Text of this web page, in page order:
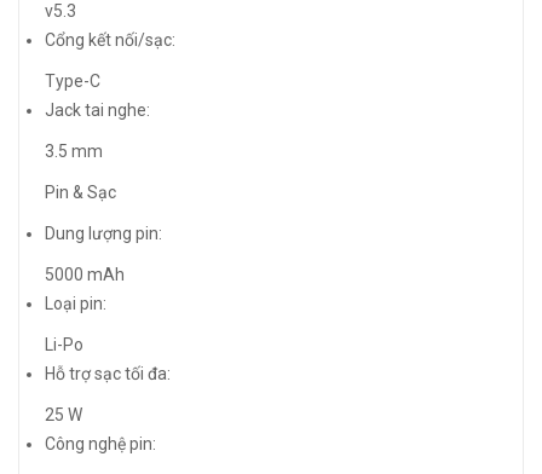
v5.3
Cổng kết nối/sạc:
Type-C
Jack tai nghe:
3.5 mm
Pin & Sạc
Dung lượng pin:
5000 mAh
Loại pin:
Li-Po
Hỗ trợ sạc tối đa:
25 W
Công nghệ pin: